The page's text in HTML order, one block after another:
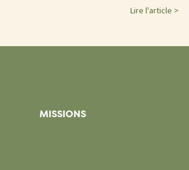
Lire l'article >
MISSIONS